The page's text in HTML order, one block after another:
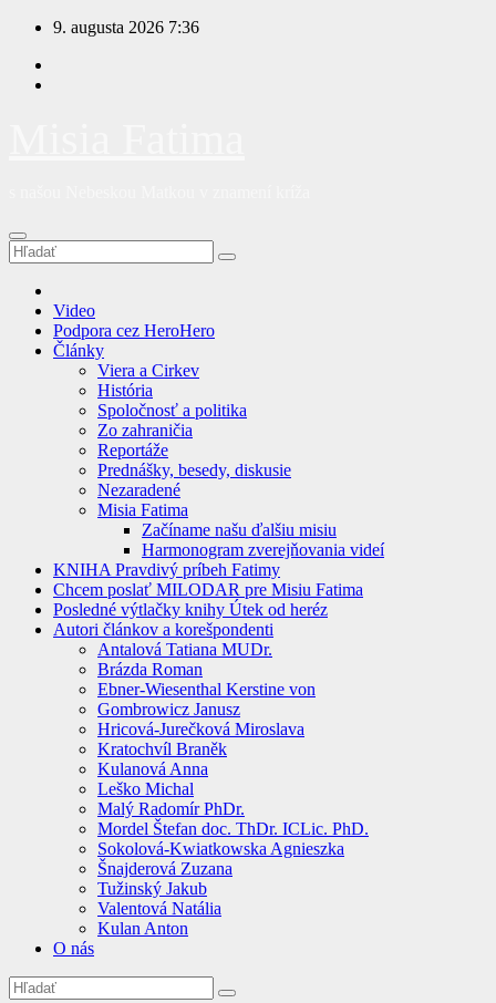
Prejsť
obsah
9. augusta 2026 7:36
Video
Podpora cez HeroHero
Články
Viera a Cirkev
História
Spoločnosť a politika
Zo zahraničia
Reportáže
Prednášky, besedy, diskusie
Nezaradené
Misia Fatima
Začíname našu ďalšiu misiu
Harmonogram zverejňovania videí
KNIHA Pravdivý príbeh Fatimy
Chcem poslať MILODAR pre Misiu Fatima
Posledné výtlačky knihy Útek od heréz
Autori článkov a korešpondenti
Antalová Tatiana MUDr.
Brázda Roman
Ebner-Wiesenthal Kerstine von
Gombrowicz Janusz
Hricová-Jurečková Miroslava
Kratochvíl Braněk
Kulanová Anna
Leško Michal
Malý Radomír PhDr.
Mordel Štefan doc. ThDr. ICLic. PhD.
Sokolová-Kwiatkowska Agnieszka
Šnajderová Zuzana
Tužinský Jakub
Valentová Natália
Kulan Anton
O nás